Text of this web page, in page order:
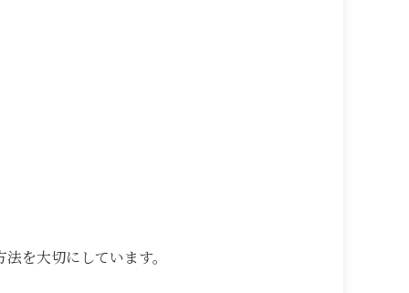
を大切にしています。